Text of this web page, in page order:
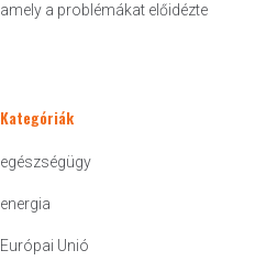
amely a problémákat előidézte
Kategóriák
egészségügy
energia
Európai Unió